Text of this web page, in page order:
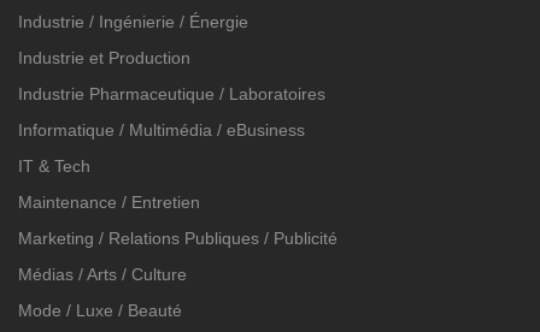
Industrie / Ingénierie / Énergie
Industrie et Production
Industrie Pharmaceutique / Laboratoires
Informatique / Multimédia / eBusiness
IT & Tech
Maintenance / Entretien
Marketing / Relations Publiques / Publicité
Médias / Arts / Culture
Mode / Luxe / Beauté